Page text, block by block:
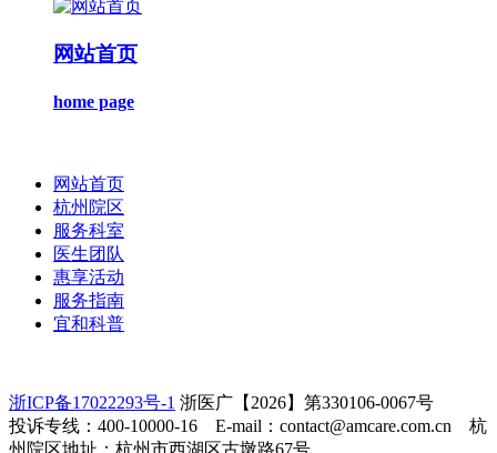
网站首页
home page
网站首页
杭州院区
服务科室
医生团队
惠享活动
服务指南
宜和科普
浙ICP备17022293号-1 浙医广【2026】第330106-0067号
投诉专线：400-10000-16 E-mail：contact@amcare.com.cn 杭